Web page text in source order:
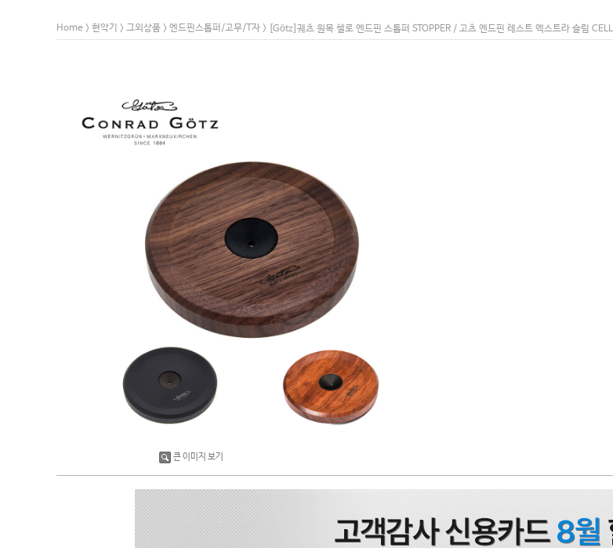
Home > 현악기 > 그외상품 > 엔드핀스톱퍼/고무/T자 > [Götz]궤츠 원목 첼로 엔드핀 스톱퍼 STOPPER / 고츠 엔드핀 레스트 엑스트라 슬림
큰 이미지 보기